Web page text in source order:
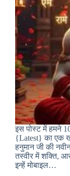
इस पोस्ट में हमने
{Latest} का एक
हनुमान जी की
तस्वीर में शक्ति,
इन्हें मोबाइल…